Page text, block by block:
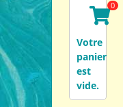
Votre
panier
est
vide.